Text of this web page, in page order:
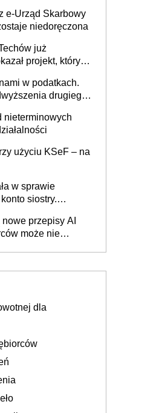
e-Urząd Skarbowy
niedoręczona
już
projekt, który
w podatkach.
drugiego
nieterminowych
użyciu KSeF – na
w sprawie
siostry.
nie będzie
przepisy AI
może nie
dla